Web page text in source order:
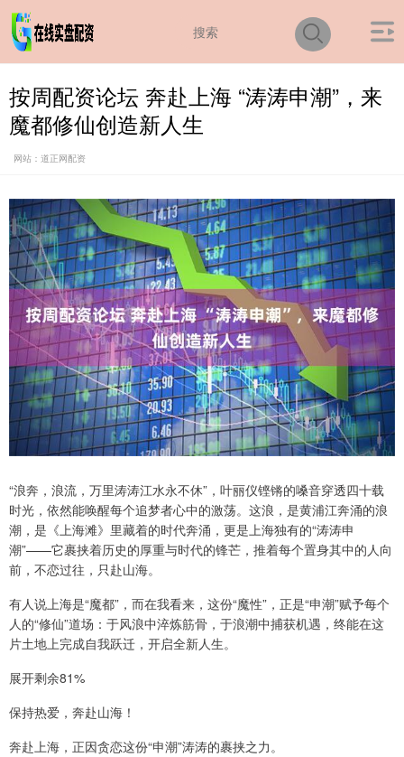
按周配资论坛 奔赴上海 “涛涛申潮”，来
魔都修仙创造新人生
网站：道正网配资
“浪奔，浪流，万里涛涛江水永不休”，叶丽仪铿锵的嗓音穿透四十载
时光，依然能唤醒每个追梦者心中的激荡。这浪，是黄浦江奔涌的浪
潮，是《上海滩》里藏着的时代奔涌，更是上海独有的“涛涛申
潮”——它裹挟着历史的厚重与时代的锋芒，推着每个置身其中的人向
前，不恋过往，只赴山海。
有人说上海是“魔都”，而在我看来，这份“魔性”，正是“申潮”赋予每个
人的“修仙”道场：于风浪中淬炼筋骨，于浪潮中捕获机遇，终能在这
片土地上完成自我跃迁，开启全新人生。
展开剩余81%
保持热爱，奔赴山海！
奔赴上海，正因贪恋这份“申潮”涛涛的裹挟之力。